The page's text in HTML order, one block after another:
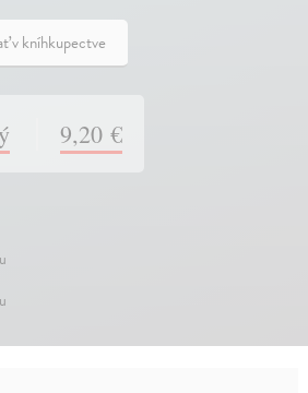
v kníhkupectve
9,20 €